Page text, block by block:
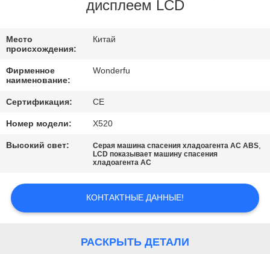
КАЧЕСТВА
СВЯЖИТЕСЬ
МЫ
СПРОСИТЕ
ЦИТАТУ
PRIVACY
дисплеем LCD
Место
происхождения:
Китай
Фирменное
наименование:
Wonderfu
Сертификация: CE
Номер модели: Х520
Высокий свет: Серая машина спасения хладоагента AC ABS,
LCD показывает машину спасения
хладоагента AC
КОНТАКТНЫЕ ДАННЫЕ!
РАСКРЫТЬ ДЕТАЛИ